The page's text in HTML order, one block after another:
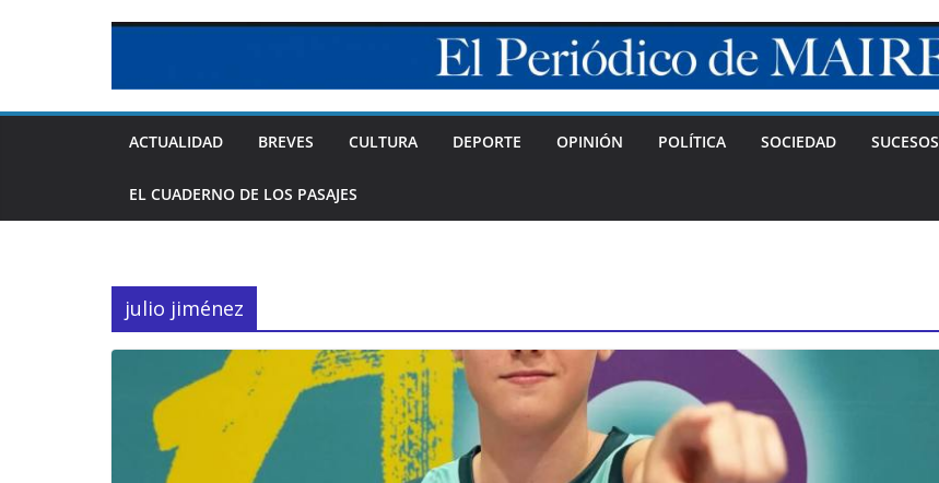
ACTUALIDAD BREVES CULTURA DEPORTE OPINIÓN POLÍTICA SOCIEDAD SUCESOS
EL CUADERNO DE LOS PASAJES
julio jiménez